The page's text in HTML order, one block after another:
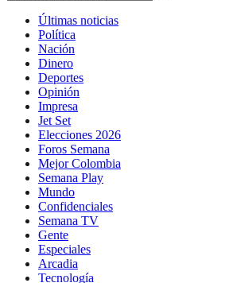
Últimas noticias
Política
Nación
Dinero
Deportes
Opinión
Impresa
Jet Set
Elecciones 2026
Foros Semana
Mejor Colombia
Semana Play
Mundo
Confidenciales
Semana TV
Gente
Especiales
Arcadia
Tecnología